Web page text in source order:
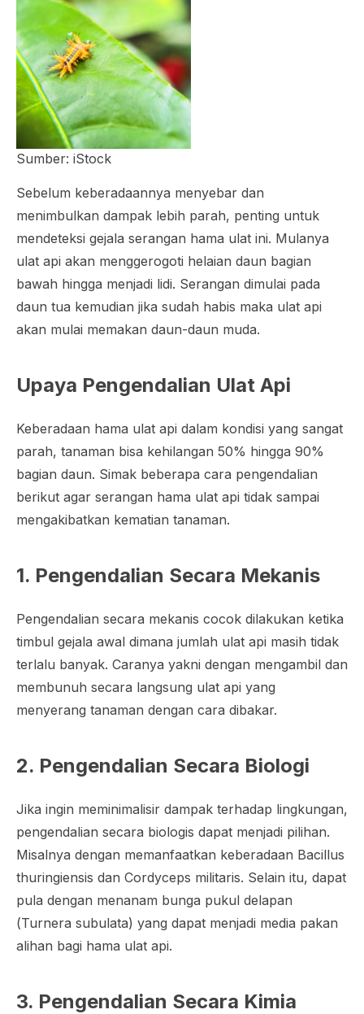
Sumber: iStock
Sebelum keberadaannya menyebar dan
menimbulkan dampak lebih parah, penting untuk
mendeteksi gejala serangan hama ulat ini. Mulanya
ulat api akan menggerogoti helaian daun bagian
bawah hingga menjadi lidi. Serangan dimulai pada
daun tua kemudian jika sudah habis maka ulat api
akan mulai memakan daun-daun muda.
Upaya Pengendalian Ulat Api
Keberadaan hama ulat api dalam kondisi yang sangat
parah, tanaman bisa kehilangan 50% hingga 90%
bagian daun. Simak beberapa cara pengendalian
berikut agar serangan hama ulat api tidak sampai
mengakibatkan kematian tanaman.
1. Pengendalian Secara Mekanis
Pengendalian secara mekanis cocok dilakukan ketika
timbul gejala awal dimana jumlah ulat api masih tidak
terlalu banyak. Caranya yakni dengan mengambil dan
membunuh secara langsung ulat api yang
menyerang tanaman dengan cara dibakar.
2. Pengendalian Secara Biologi
Jika ingin meminimalisir dampak terhadap lingkungan,
pengendalian secara biologis dapat menjadi pilihan.
Misalnya dengan memanfaatkan keberadaan Bacillus
thuringiensis dan Cordyceps militaris. Selain itu, dapat
pula dengan menanam bunga pukul delapan
(Turnera subulata) yang dapat menjadi media pakan
alihan bagi hama ulat api.
3. Pengendalian Secara Kimia